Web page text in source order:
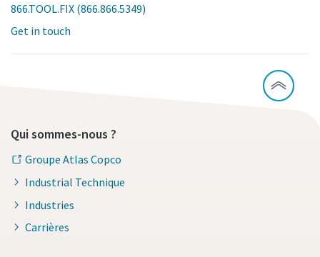
866.TOOL.FIX (866.866.5349)
Get in touch
Qui sommes-nous ?
Groupe Atlas Copco
Industrial Technique
Industries
Carrières